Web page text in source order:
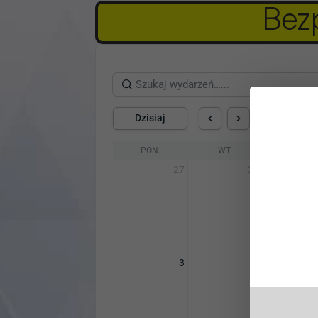
Dzisiaj
PON. WT.
27 28
3